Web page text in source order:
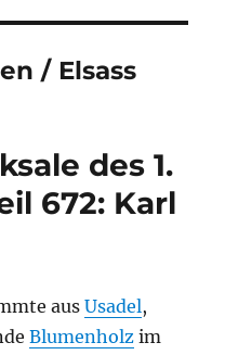
/ Elsass
des 1.
672: Karl
ausUsadel,
Blumenholz im